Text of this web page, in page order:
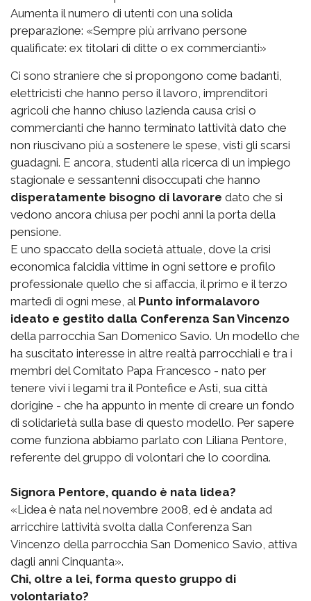
Aumenta il numero di utenti con una solida
preparazione: «Sempre più arrivano persone
qualificate: ex titolari di ditte o ex commercianti»
Ci sono straniere che si propongono come badanti,
elettricisti che hanno perso il lavoro, imprenditori
agricoli che hanno chiuso lazienda causa crisi o
commercianti che hanno terminato lattività dato che
non riuscivano più a sostenere le spese, visti gli scarsi
guadagni. E ancora, studenti alla ricerca di un impiego
stagionale e sessantenni disoccupati che hanno
disperatamente bisogno di lavorare dato che si
vedono ancora chiusa per pochi anni la porta della
pensione.
E uno spaccato della società attuale, dove la crisi
economica falcidia vittime in ogni settore e profilo
professionale quello che si affaccia, il primo e il terzo
martedì di ogni mese, al Punto informalavoro
ideato e gestito dalla Conferenza San Vincenzo
della parrocchia San Domenico Savio. Un modello che
ha suscitato interesse in altre realtà parrocchiali e tra i
membri del Comitato Papa Francesco - nato per
tenere vivi i legami tra il Pontefice e Asti, sua città
dorigine - che ha appunto in mente di creare un fondo
di solidarietà sulla base di questo modello. Per sapere
come funziona abbiamo parlato con Liliana Pentore,
referente del gruppo di volontari che lo coordina.
Signora Pentore, quando è nata lidea?
«Lidea è nata nel novembre 2008, ed è andata ad
arricchire lattività svolta dalla Conferenza San
Vincenzo della parrocchia San Domenico Savio, attiva
dagli anni Cinquanta».
Chi, oltre a lei, forma questo gruppo di
volontariato?